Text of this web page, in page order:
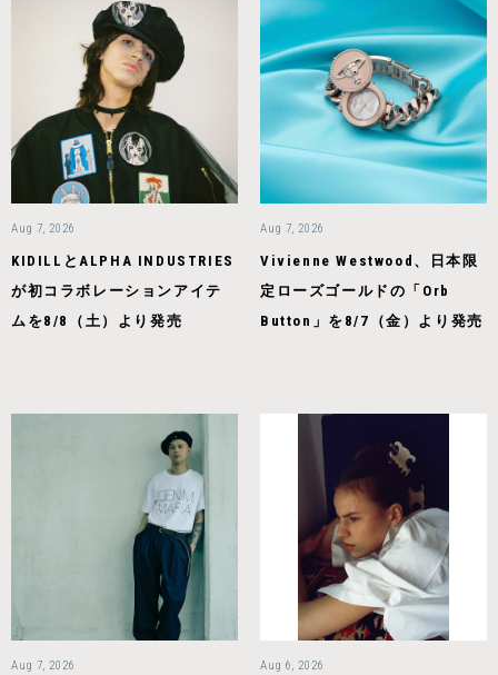
Aug 7, 2026
KIDILLとALPHA INDUSTRIES
が初コラボレーションアイテ
ムを8/8（土）より発売
Aug 7, 2026
Vivienne Westwood、日本限
定ローズゴールドの「Orb
Button」を8/7（金）より発売
Aug 7, 2026 Aug 6, 2026